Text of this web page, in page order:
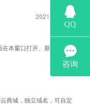
2021-11-9 更新
本窗口打开、新窗口打开
商城，独立域名，可自定